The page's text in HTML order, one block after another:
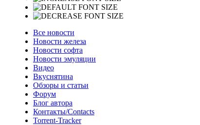
Все новости
Новости железа
Новости софта
Новости эмуляции
Видео
Вкуснятина
Обзоры и статьи
Форум
Блог автора
Контакты/Contacts
Torrent-Tracker